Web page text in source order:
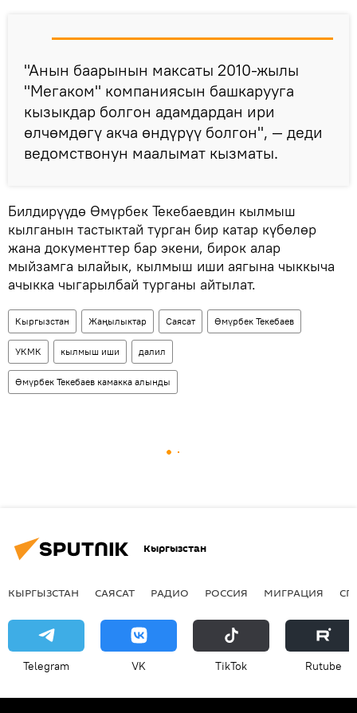
"Анын баарынын максаты 2010-жылы
"Мегаком" компаниясын башкарууга
кызыкдар болгон адамдардан ири
өлчөмдөгү акча өндүрүү болгон", — деди
ведомствонун маалымат кызматы.
Билдирүүдө Өмүрбек Текебаевдин кылмыш
кылганын тастыктай турган бир катар күбөлөр
жана документтер бар экени, бирок алар
мыйзамга ылайык, кылмыш иши аягына чыккыча
ачыкка чыгарылбай турганы айтылат.
Кыргызстан Жаңылыктар Саясат Өмүрбек Текебаев
УКМК кылмыш иши далил
Өмүрбек Текебаев камакка алынды
Кыргызстан
КЫРГЫЗСТАН САЯСАТ РАДИО РОССИЯ МИГРАЦИЯ
Telegram VK ТikТоk Rutube